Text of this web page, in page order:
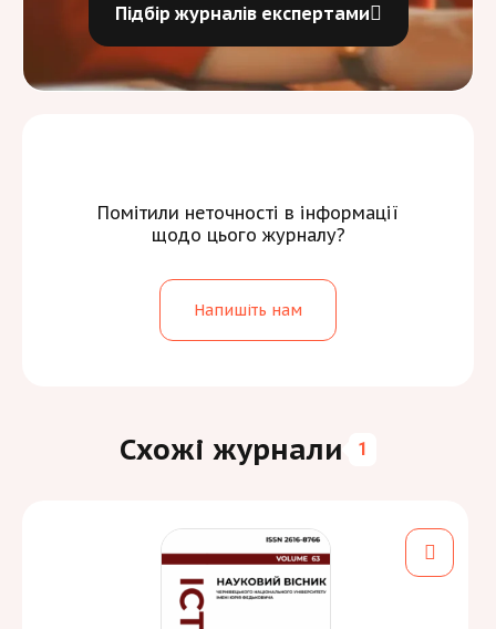
Помітили неточності в інформації
щодо цього журналу?
Напишіть нам
Підбір журналів експертами
Схожі журнали 1